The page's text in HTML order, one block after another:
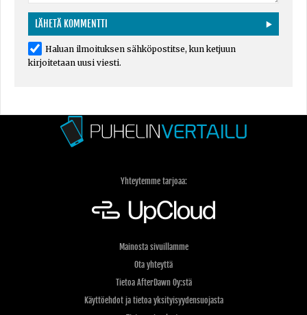
Haluan ilmoituksen sähköpostitse, kun ketjuun
kirjoitetaan uusi viesti.
Yhteytemme tarjoaa:
Mainosta sivuillamme
Ota yhteyttä
Tietoa AfterDawn Oy:stä
Käyttöehdot ja tietoa yksityisyydensuojasta